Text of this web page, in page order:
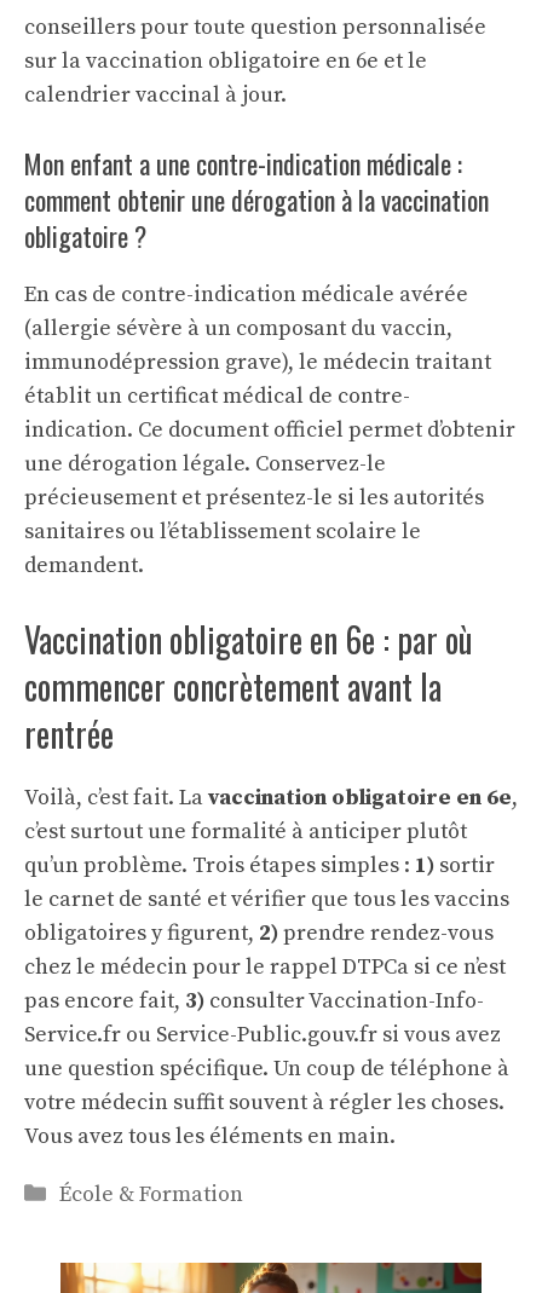
conseillers pour toute question personnalisée
sur la vaccination obligatoire en 6e et le
calendrier vaccinal à jour.
Mon enfant a une contre-indication médicale :
comment obtenir une dérogation à la vaccination
obligatoire ?
En cas de contre-indication médicale avérée
(allergie sévère à un composant du vaccin,
immunodépression grave), le médecin traitant
établit un certificat médical de contre-
indication. Ce document officiel permet d’obtenir
une dérogation légale. Conservez-le
précieusement et présentez-le si les autorités
sanitaires ou l’établissement scolaire le
demandent.
Vaccination obligatoire en 6e : par où
commencer concrètement avant la
rentrée
Voilà, c’est fait. Lavaccination obligatoire en 6e,
c’est surtout une formalité à anticiper plutôt
qu’un problème. Trois étapes simples : 1) sortir
le carnet de santé et vérifier que tous les vaccins
obligatoires y figurent, 2) prendre rendez-vous
chez le médecin pour le rappel DTPCa si ce n’est
pas encore fait, 3) consulter Vaccination-Info-
Service.fr ou Service-Public.gouv.fr si vous avez
une question spécifique. Un coup de téléphone à
votre médecin suffit souvent à régler les choses.
Vous avez tous les éléments en main.
Catégories
École & Formation